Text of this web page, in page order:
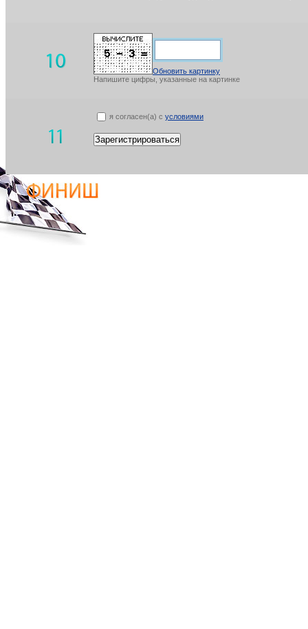
Обновить картинку
Напишите цифры, указанные на картинке
я согласен(а) с условиями
Зарегистрироваться